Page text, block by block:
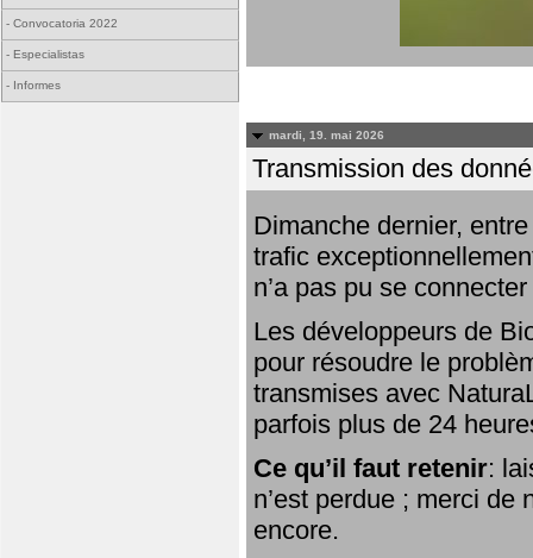
- Convocatoria 2022
- Especialistas
- Informes
mardi, 19. mai 2026
Transmission des
Dimanche dernier,
trafic
n’a pas pu se
Les développeurs de
pour résoudre le
transmises avec
parfois plus de 24
Ce qu’il faut retenir:
n’est perdue ; merci de
encore.